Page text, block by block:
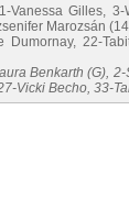
Vanessa Gilles,
Marozsán
22-
Benkarth (G),
Vicki Becho, 33-